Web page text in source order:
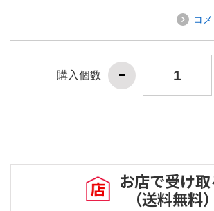
コ
購入個数
お店で受け取
（送料無料）